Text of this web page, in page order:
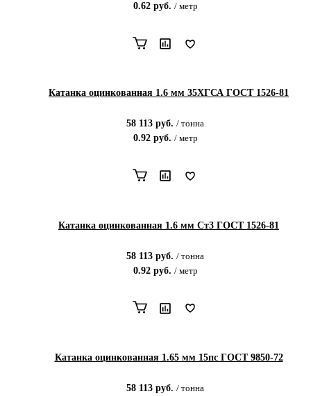
0.62руб. / метр
Катанка оцинкованная 1.6 мм 35ХГСА ГОСТ 1526-81
58 113 руб. / тонна
0.92руб. / метр
Катанка оцинкованная 1.6 мм Ст3 ГОСТ 1526-81
58 113 руб. / тонна
0.92руб. / метр
Катанка оцинкованная 1.65 мм 15пс ГОСТ 9850-72
58 113 руб. / тонна